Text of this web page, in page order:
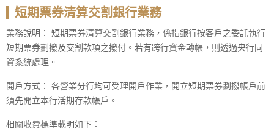
短期票券清算交割銀行業務
業務說明： 短期票券清算交割銀行業務，係指銀行按客戶之委託執行
短期票券劃撥及交割款項之撥付。若有跨行資金轉帳，則透過央行同
資系統處理。
開戶方式： 各營業分行均可受理開戶作業，開立短期票券劃撥帳戶前
須先開立本行活期存款帳戶。
相關收費標準載明如下：